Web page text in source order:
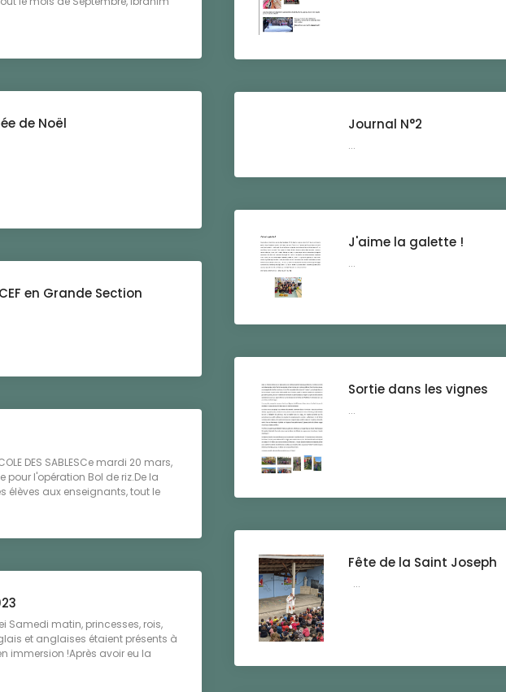
de Noël Journal N°2
...
J'aime la galette !
...
en Grande Section
Sortie dans les vignes
...
DES SABLESCe mardi 20 mars,
pour l'opération Bol de riz.De la
élèves aux enseignants, tout le
Fête de la Saint Joseph
...
Samedi matin, princesses, rois,
et anglaises étaient présents à
immersion !Après avoir eu la